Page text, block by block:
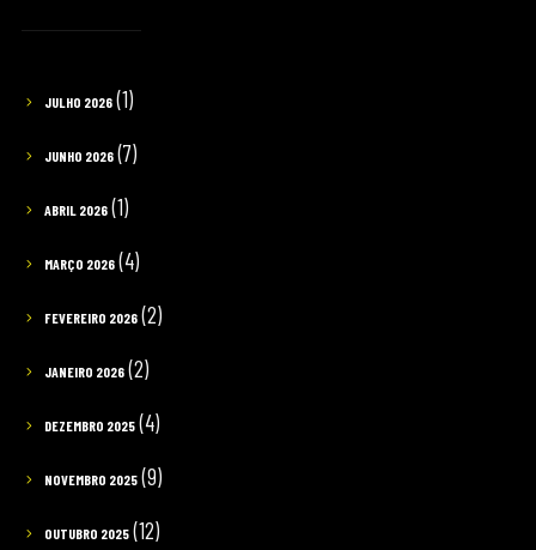
JULHO 2026(1)
JUNHO 2026(7)
ABRIL 2026(1)
MARÇO 2026(4)
FEVEREIRO 2026(2)
JANEIRO 2026(2)
DEZEMBRO 2025(4)
NOVEMBRO 2025(9)
OUTUBRO 2025(12)